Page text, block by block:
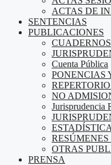
ACTAS DE
SENTENCIAS
PUBLICACIONES
Cuenta Pública
PONENCIAS
NO
Jurisprudencia
OTRAS
PRENSA